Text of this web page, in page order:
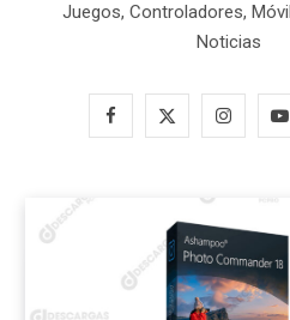
Juegos, Controladores,
Noticias
F
b
w
i
I
a
Y
u